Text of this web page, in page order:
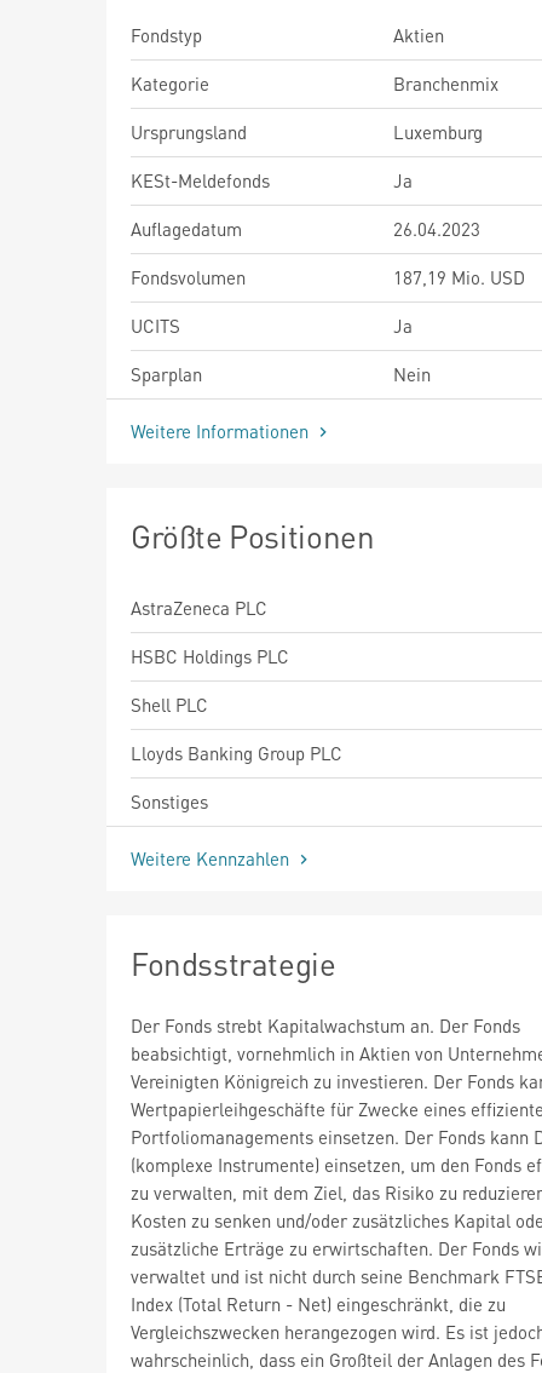
Fondstyp
Aktien
Kategorie
Branchenmix
Ursprungsland
Luxemburg
KESt-Meldefonds
Ja
Auflagedatum
26.04.2023
Fondsvolumen
187,19 Mio. USD
UCITS
Ja
Sparplan
Nein
Weitere Informationen
Größte Positionen
AstraZeneca PLC
HSBC Holdings PLC
Shell PLC
Lloyds Banking Group PLC
Sonstiges
Weitere Kennzahlen
Fondsstrategie
Der Fonds strebt Kapitalwachstum an. Der Fonds
beabsichtigt, vornehmlich in Aktien von
Vereinigten Königreich zu investieren. Der Fonds
Wertpapierleihgeschäfte für Zwecke eines
Portfoliomanagements einsetzen. Der Fonds kann
(komplexe Instrumente) einsetzen, um den Fonds
zu verwalten, mit dem Ziel, das Risiko zu
Kosten zu senken und/oder zusätzliches Kapital
zusätzliche Erträge zu erwirtschaften. Der Fonds
verwaltet und ist nicht durch seine Benchmark
Index (Total Return - Net) eingeschränkt, die zu
Vergleichszwecken herangezogen wird. Es ist
wahrscheinlich, dass ein Großteil der Anlagen des